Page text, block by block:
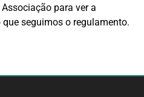
para ver a
seguimos o regulamento.